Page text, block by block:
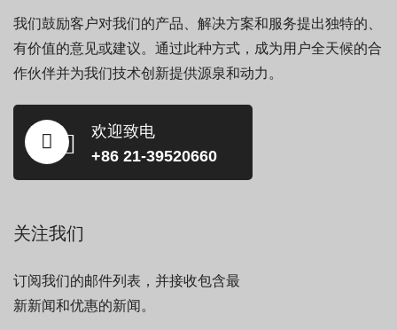
我们鼓励客户对我们的产品、解决方案和服务提出独特的、
有价值的意见或建议。通过此种方式，成为用户全天候的合
作伙伴并为我们技术创新提供源泉和动力。
欢迎致电
+86 21-39520660
关注我们
订阅我们的邮件列表，并接收包含最
新新闻和优惠的新闻。